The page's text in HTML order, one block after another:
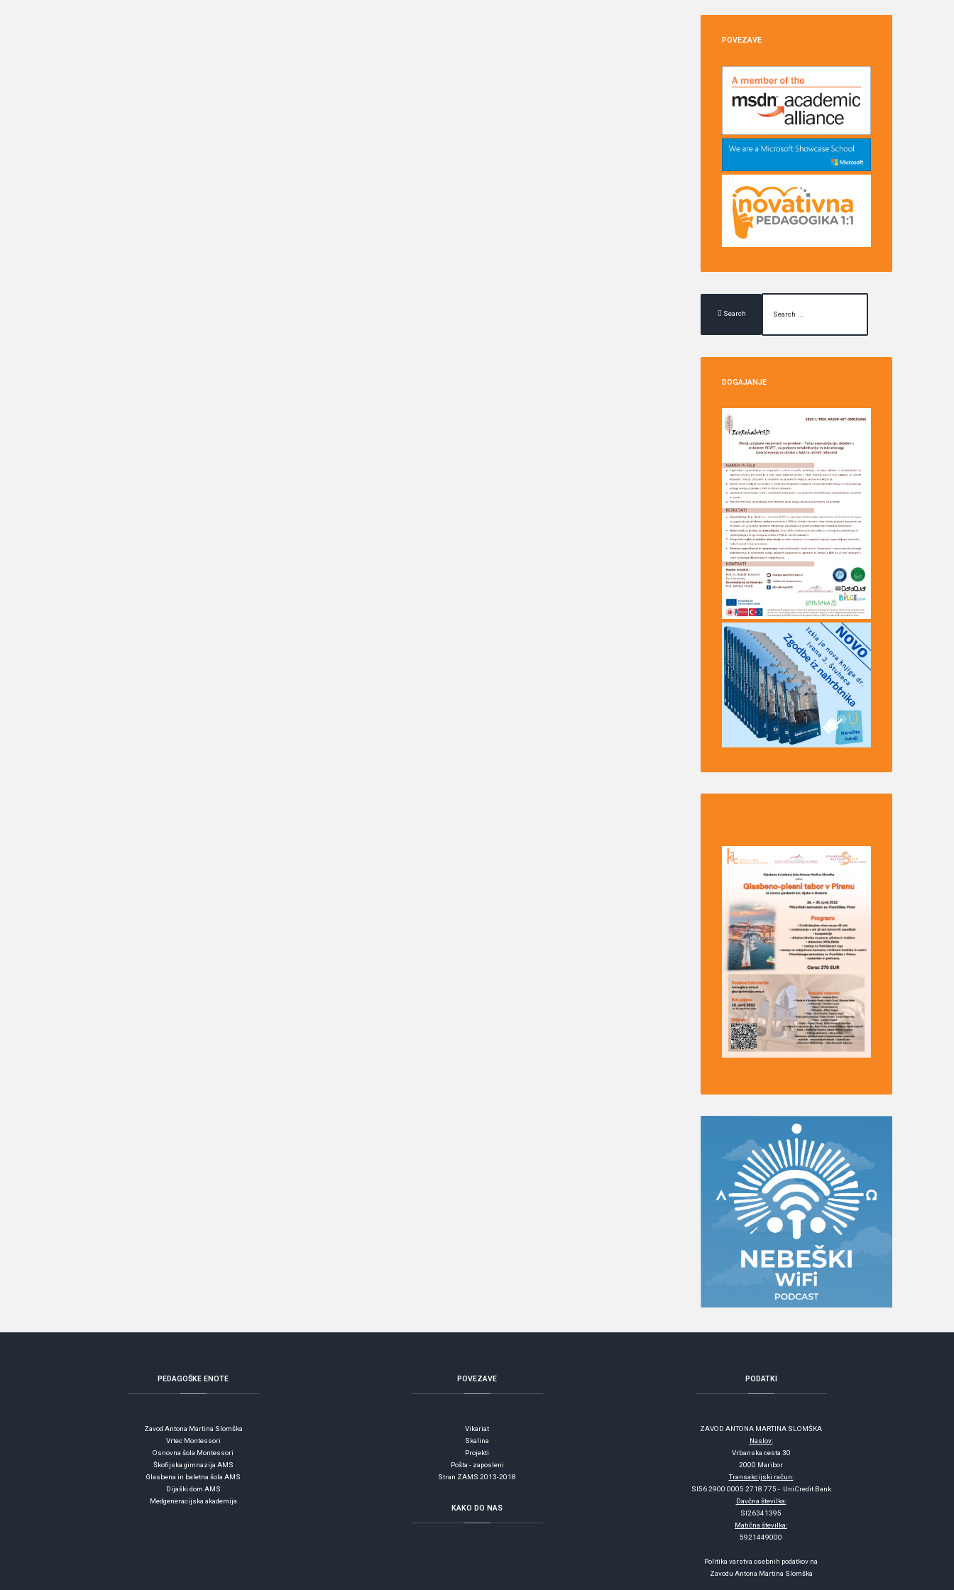
POVEZAVE
Search
DOGAJANJE
PEDAGOŠKE ENOTE
Zavod Antona Martina Slomška
Vrtec Montessori
Osnovna šola Montessori
Škofijska gimnazija AMS
Glasbena in baletna šola AMS
Dijaški dom AMS
Medgeneracijska akademija
POVEZAVE
Vikariat
Skalina
Projekti
Pošta - zaposleni
Stran ZAMS 2013-2018
KAKO DO NAS
PODATKI
ZAVOD ANTONA MARTINA SLOMŠKA
Naslov:
Vrbanska cesta 30
2000 Maribor
Transakcijski račun:
SI56 2900 0005 2718 775 - UniCredit Bank
Davčna številka:
SI26341395
Matična številka:
5921449000
Politika varstva osebnih podatkov na
Zavodu Antona Martina Slomška